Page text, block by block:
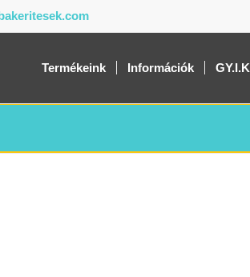
Termékeink Információk GY.I.K